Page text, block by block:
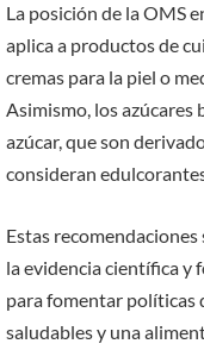
La posición de la OMS
aplica a productos de
cremas para la piel o
Asimismo, los azúcares
azúcar, que son
consideran
Estas
la evidencia científica y
para fomentar políticas
saludables y una